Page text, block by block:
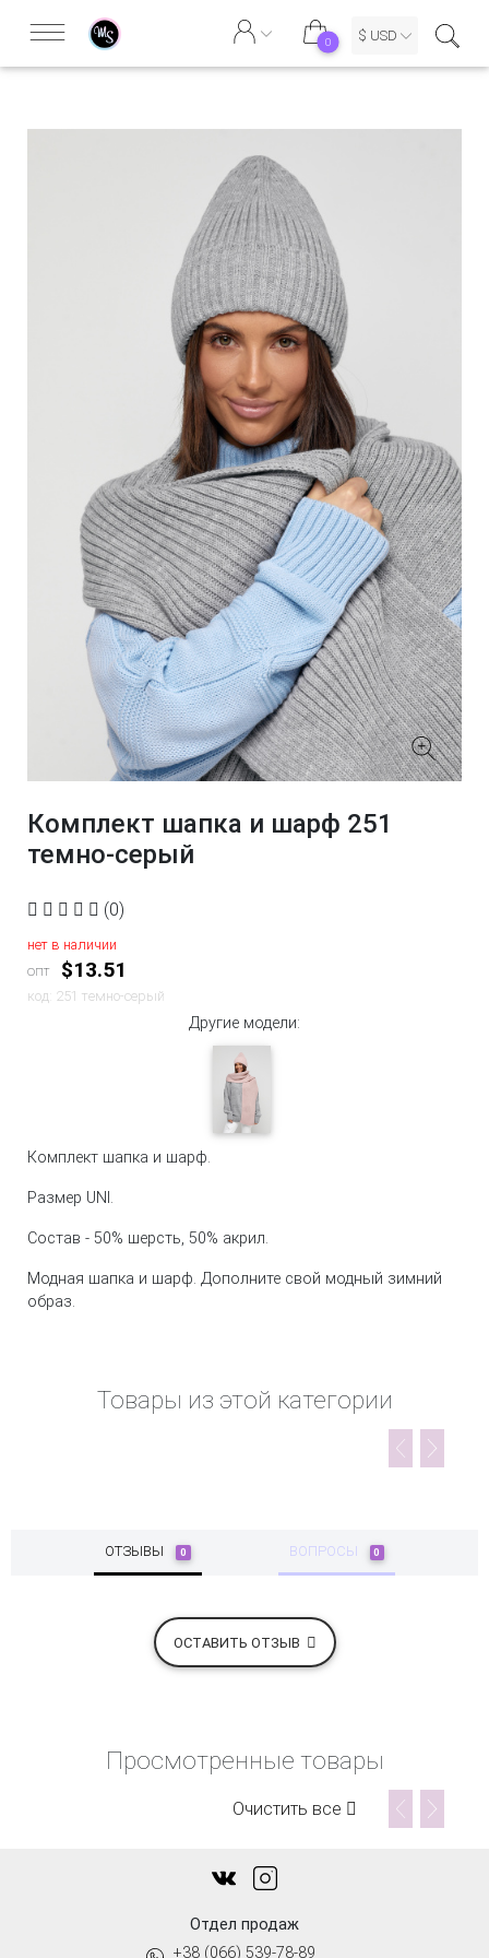
0 $ USD
Комплект шапка и шарф 251
темно-серый
(0)
нет в наличии
опт
$13.51
код: 251 темно-серый
Другие модели:
Комплект шапка и шарф.
Размер UNI.
Состав - 50% шерсть, 50% акрил.
Модная шапка и шарф. Дополните свой модный зимний
образ.
Товары из этой категории
ОТЗЫВЫ 0 ВОПРОСЫ 0
ОСТАВИТЬ ОТЗЫВ
Просмотренные товары
Очистить все
Отдел продаж
+38 (066) 539-78-89